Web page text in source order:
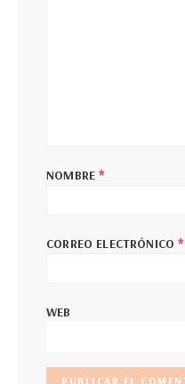
NOMBRE*
CORREO ELECTRÓNICO*
WEB